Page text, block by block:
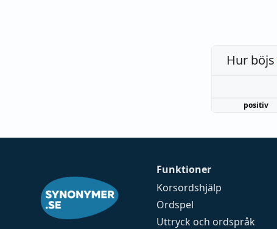
Hur böjs
positiv
Funktioner
Korsordshjälp
Ordspel
Uttryck och ordspråk